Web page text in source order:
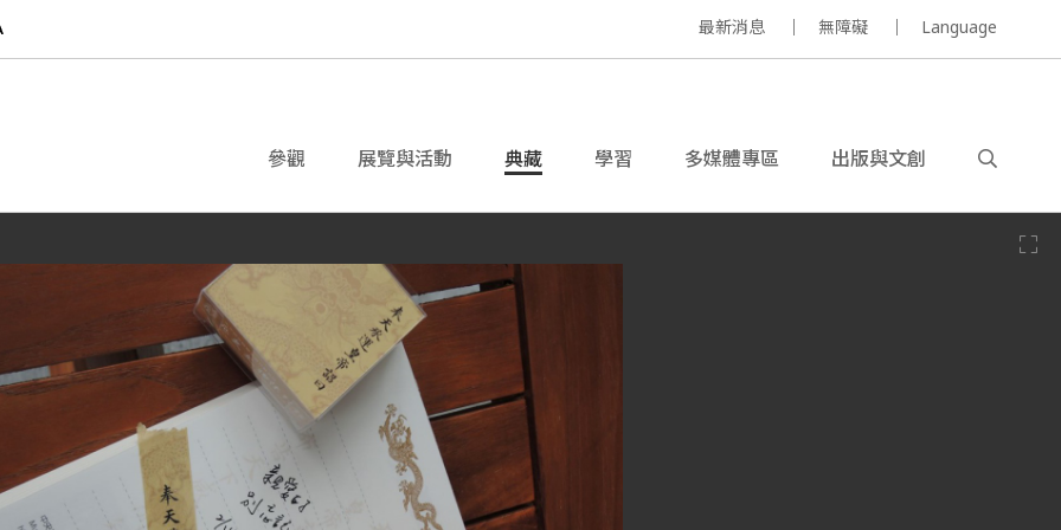
最新消息 無障礙 Language
參觀 展覽與活動 典藏 學習 多媒體專區 出版與文創